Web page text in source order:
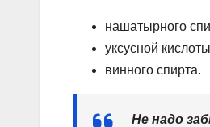
нашатырного
уксусной
винного спирта.
Не надо